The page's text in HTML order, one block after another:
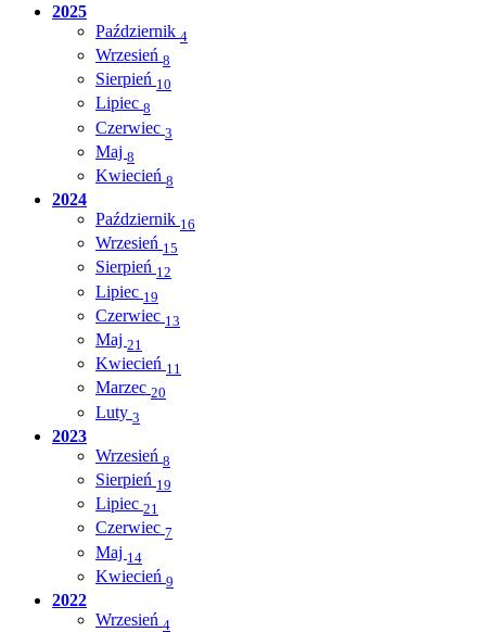
2025
Październik 4
Wrzesień 8
Sierpień 10
Lipiec 8
Czerwiec 3
Maj 8
Kwiecień 8
2024
Październik 16
Wrzesień 15
Sierpień 12
Lipiec 19
Czerwiec 13
Maj 21
Kwiecień 11
Marzec 20
Luty 3
2023
Wrzesień 8
Sierpień 19
Lipiec 21
Czerwiec 7
Maj 14
Kwiecień 9
2022
Wrzesień 4